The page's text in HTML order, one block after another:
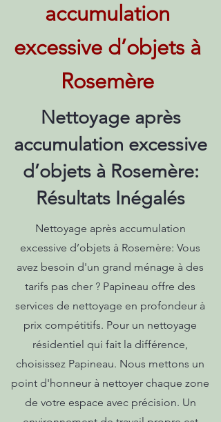
accumulation
excessive d’objets à
Rosemère
Nettoyage après
accumulation excessive
d’objets à Rosemère:
Résultats Inégalés
Nettoyage après accumulation
excessive d’objets à Rosemère: Vous
avez besoin d'un grand ménage à des
tarifs pas cher ? Papineau offre des
services de nettoyage en profondeur à
prix compétitifs. Pour un nettoyage
résidentiel qui fait la différence,
choisissez Papineau. Nous mettons un
point d'honneur à nettoyer chaque zone
de votre espace avec précision. Un